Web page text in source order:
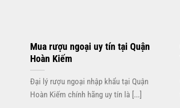
Mua rượu ngoại uy tín tại Quận
Hoàn Kiếm
Đại lý rượu ngoại nhập khẩu tại Quận
Hoàn Kiếm chính hãng uy tín là [...]